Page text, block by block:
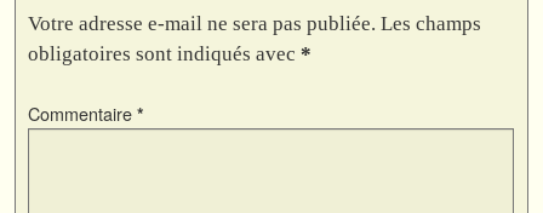
Votre adresse e-mail ne sera pas publiée. Les champs
obligatoires sont indiqués avec *
Commentaire *